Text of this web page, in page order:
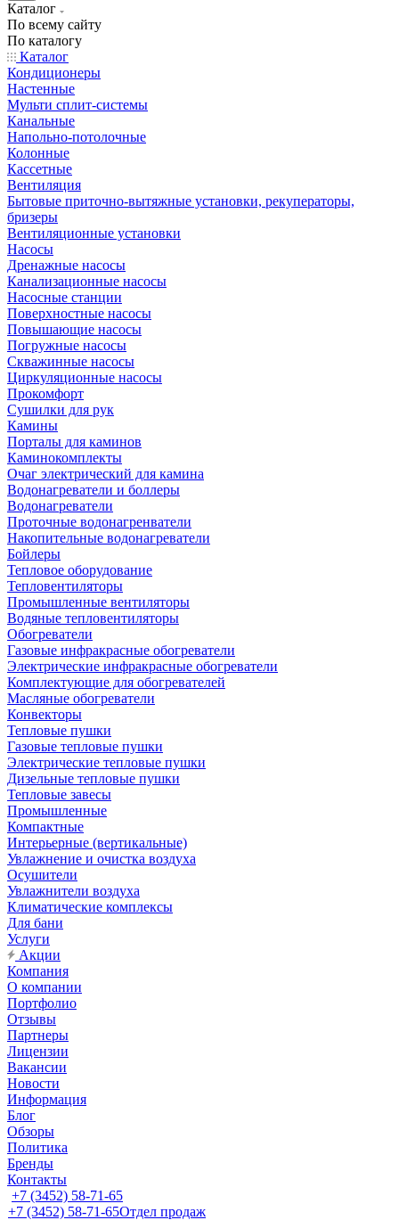
Каталог
По всему сайту
По каталогу
Каталог
Кондиционеры
Настенные
Мульти сплит-системы
Канальные
Напольно-потолочные
Колонные
Кассетные
Вентиляция
Бытовые приточно-вытяжные установки, рекуператоры,
бризеры
Вентиляционные установки
Насосы
Дренажные насосы
Канализационные насосы
Насосные станции
Поверхностные насосы
Повышающие насосы
Погружные насосы
Скважинные насосы
Циркуляционные насосы
Прокомфорт
Сушилки для рук
Камины
Порталы для каминов
Каминокомплекты
Очаг электрический для камина
Водонагреватели и боллеры
Водонагреватели
Проточные водонагренватели
Накопительные водонагреватели
Бойлеры
Тепловое оборудование
Тепловентиляторы
Промышленные вентиляторы
Водяные тепловентиляторы
Обогреватели
Газовые инфракрасные обогреватели
Электрические инфракрасные обогреватели
Комплектующие для обогревателей
Масляные обогреватели
Конвекторы
Тепловые пушки
Газовые тепловые пушки
Электрические тепловые пушки
Дизельные тепловые пушки
Тепловые завесы
Промышленные
Компактные
Интерьерные (вертикальные)
Увлажнение и очистка воздуха
Осушители
Увлажнители воздуха
Климатические комплексы
Для бани
Услуги
Акции
Компания
О компании
Портфолио
Отзывы
Партнеры
Лицензии
Вакансии
Новости
Информация
Блог
Обзоры
Политика
Бренды
Контакты
+7 (3452) 58-71-65
+7 (3452) 58-71-65Отдел продаж